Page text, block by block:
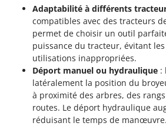
Adaptabilité à différents
compatibles avec des tracteurs
permet de choisir un outil
puissance du tracteur, évitant
utilisations inappropriées.
Déport manuel ou hydraulique :
latéralement la position du
à proximité des arbres, des
routes. Le déport hydraulique
réduisant le temps de manœuvre.